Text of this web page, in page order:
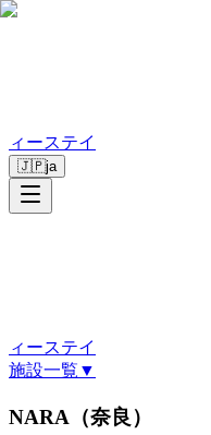
ィーステイ
🇯🇵ja
ィーステイ
施設一覧 ▼
NARA（奈良）